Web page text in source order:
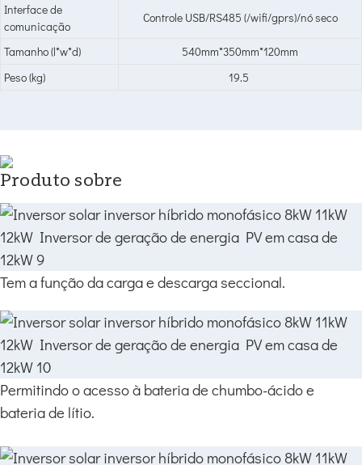
Interface de
comunicação
Controle USB/RS485 (/wifi/gprs)/nó seco
Tamanho (l*w*d)
540mm*350mm*120mm
Peso (kg)
19.5
Produto sobre
Tem a função da carga e descarga seccional.
Permitindo o acesso à bateria de chumbo-ácido e
bateria de lítio.